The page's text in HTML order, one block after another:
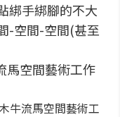
綁手綁腳的不大
-空間-空間(甚至
牛流馬空間藝術工